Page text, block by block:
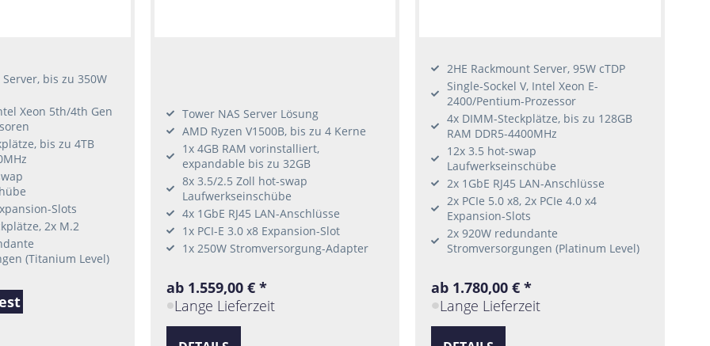
bis zu 350W
Xeon 5th/4th Gen
bis zu 4TB
Slots
2x M.2
(Titanium Level)
Tower NAS Server Lösung
AMD Ryzen V1500B, bis zu 4 Kerne
1x 4GB RAM vorinstalliert,
expandable bis zu 32GB
8x 3.5/2.5 Zoll hot-swap
Laufwerkseinschübe
4x 1GbE RJ45 LAN-Anschlüsse
1x PCI-E 3.0 x8 Expansion-Slot
1x 250W Stromversorgung-Adapter
ab 1.559,00 € *
Lange Lieferzeit
2HE Rackmount Server, 95W cTDP
Single-Sockel V, Intel Xeon E-
2400/Pentium-Prozessor
4x DIMM-Steckplätze, bis zu 128GB
RAM DDR5-4400MHz
12x 3.5 hot-swap
Laufwerkseinschübe
2x 1GbE RJ45 LAN-Anschlüsse
2x PCIe 5.0 x8, 2x PCIe 4.0 x4
Expansion-Slots
2x 920W redundante
Stromversorgungen (Platinum Level)
ab 1.780,00 € *
Lange Lieferzeit